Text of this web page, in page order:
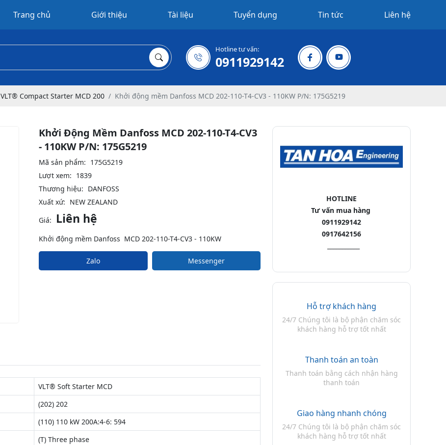
Trang chủ Giới thiệu Tài liệu Tuyển dụng Tin tức Liên hệ
Hotline tư vấn:
0911929142
VLT® Compact Starter MCD 200 Khởi động mềm Danfoss MCD 202-110-T4-CV3 - 110KW P/N: 175G5219
Khởi Động Mềm Danfoss MCD 202-110-T4-CV3
- 110KW P/N: 175G5219
Mã sản phẩm: 175G5219
Lượt xem: 1839
Thương hiệu: DANFOSS
Xuất xứ: NEW ZEALAND
Giá:
Liên hệ
Khởi động mềm Danfoss MCD 202-110-T4-CV3 - 110KW
Zalo Messenger
VLT® Soft Starter MCD
(202) 202
(110) 110 kW 200A:4-6: 594
(T) Three phase
HOTLINE
Tư vấn mua hàng
0911929142
0917642156
Hỗ trợ khách hàng
24/7 Chúng tôi là bộ phận chăm sóc
khách hàng hỗ trợ tốt nhất
Thanh toán an toàn
Thanh toán bằng cách nhận hàng
thanh toán
Giao hàng nhanh chóng
24/7 Chúng tôi là bộ phận chăm sóc
khách hàng hỗ trợ tốt nhất